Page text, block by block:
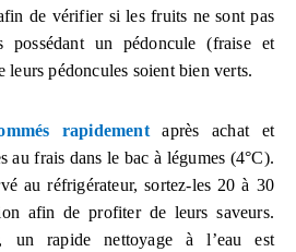
de vérifier si les fruits ne sont pas
possédant un pédoncule (fraise et
leurs pédoncules soient bien verts.
rapidement
après achat et
au frais dans le bac à légumes (4°C).
au réfrigérateur, sortez-les 20 à 30
afin de profiter de leurs saveurs.
un rapide nettoyage à l’eau est